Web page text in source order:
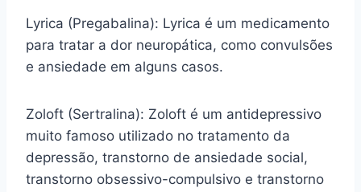
Lyrica (Pregabalina): Lyrica é um medicamento
para tratar a dor neuropática, como convulsões
e ansiedade em alguns casos.
Zoloft (Sertralina): Zoloft é um antidepressivo
muito famoso utilizado no tratamento da
depressão, transtorno de ansiedade social,
transtorno obsessivo-compulsivo e transtorno